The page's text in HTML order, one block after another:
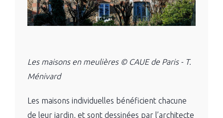
Les maisons en meulières © CAUE de Paris - T.
Ménivard
Les maisons individuelles bénéficient chacune
de leur jardin, et sont dessinées par l’architecte